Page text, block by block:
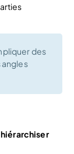
des
angles
hiérarchiser